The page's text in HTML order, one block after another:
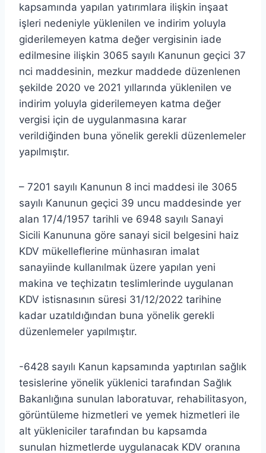
kapsamında yapılan yatırımlara ilişkin inşaat
işleri nedeniyle yüklenilen ve indirim yoluyla
giderilemeyen katma değer vergisinin iade
edilmesine ilişkin 3065 sayılı Kanunun geçici 37
nci maddesinin, mezkur maddede düzenlenen
şekilde 2020 ve 2021 yıllarında yüklenilen ve
indirim yoluyla giderilemeyen katma değer
vergisi için de uygulanmasına karar
verildiğinden buna yönelik gerekli düzenlemeler
yapılmıştır.
– 7201 sayılı Kanunun 8 inci maddesi ile 3065
sayılı Kanunun geçici 39 uncu maddesinde yer
alan 17/4/1957 tarihli ve 6948 sayılı Sanayi
Sicili Kanununa göre sanayi sicil belgesini haiz
KDV mükelleflerine münhasıran imalat
sanayiinde kullanılmak üzere yapılan yeni
makina ve teçhizatın teslimlerinde uygulanan
KDV istisnasının süresi 31/12/2022 tarihine
kadar uzatıldığından buna yönelik gerekli
düzenlemeler yapılmıştır.
-6428 sayılı Kanun kapsamında yaptırılan sağlık
tesislerine yönelik yüklenici tarafından Sağlık
Bakanlığına sunulan laboratuvar, rehabilitasyon,
görüntüleme hizmetleri ve yemek hizmetleri ile
alt yükleniciler tarafından bu kapsamda
sunulan hizmetlerde uygulanacak KDV oranına